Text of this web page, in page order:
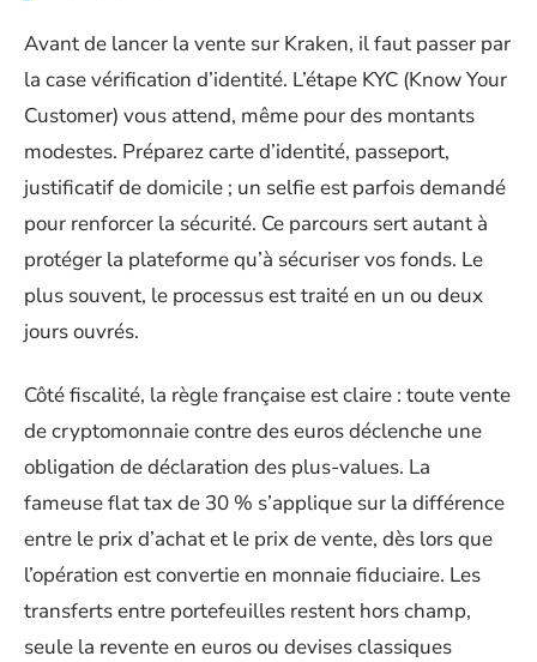
Avant de lancer la vente sur Kraken, il faut passer par
la case vérification d’identité. L’étape KYC (Know Your
Customer) vous attend, même pour des montants
modestes. Préparez carte d’identité, passeport,
justificatif de domicile ; un selfie est parfois demandé
pour renforcer la sécurité. Ce parcours sert autant à
protéger la plateforme qu’à sécuriser vos fonds. Le
plus souvent, le processus est traité en un ou deux
jours ouvrés.
Côté fiscalité, la règle française est claire : toute vente
de cryptomonnaie contre des euros déclenche une
obligation de déclaration des plus-values. La
fameuse flat tax de 30 % s’applique sur la différence
entre le prix d’achat et le prix de vente, dès lors que
l’opération est convertie en monnaie fiduciaire. Les
transferts entre portefeuilles restent hors champ,
seule la revente en euros ou devises classiques